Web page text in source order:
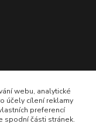
webu, analytické
účely cílení reklamy
preferencí
spodní části stránek.